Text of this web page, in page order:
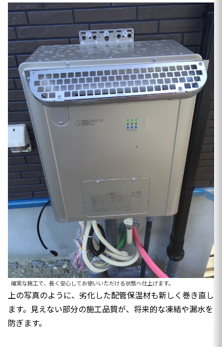
確実な施工で、長く安心してお使いいただける状態へ仕上げます。
上の写真のように、劣化した配管保温材も新しく巻き直し
ます。見えない部分の施工品質が、将来的な凍結や漏水を
防ぎます。